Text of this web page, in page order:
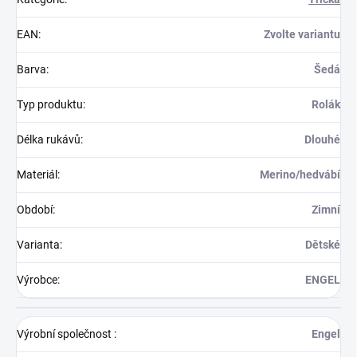
EAN: Zvolte variantu
Barva: Šedá
Typ produktu: Rolák
Délka rukávů: Dlouhé
Materiál: Merino/hedvábí
Období: Zimní
Varianta: Dětské
Výrobce: ENGEL
Výrobní společnost : Engel